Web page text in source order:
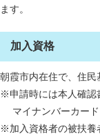
ます。
加入資格
朝霞市内在住で、住民
※申請時には本人確認
マイナンバーカード
※加入資格者の被扶養